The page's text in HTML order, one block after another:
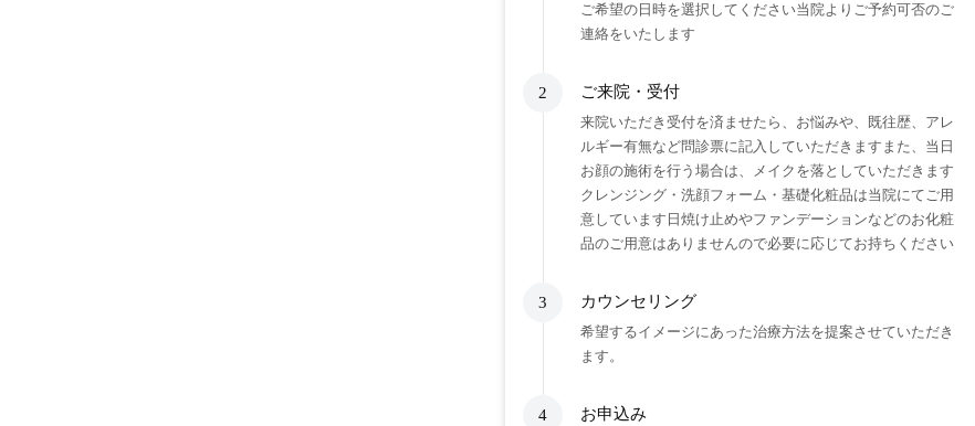
ご希望の日時を選択してください当院よりご予約可否のご
連絡をいたします
2 ご来院・受付
来院いただき受付を済ませたら、お悩みや、既往歴、アレ
ルギー有無など問診票に記入していただきますまた、当日
お顔の施術を行う場合は、メイクを落としていただきます
クレンジング・洗顔フォーム・基礎化粧品は当院にてご用
意しています日焼け止めやファンデーションなどのお化粧
品のご用意はありませんので必要に応じてお持ちください
3 カウンセリング
希望するイメージにあった治療方法を提案させていただき
ます。
4 お申込み